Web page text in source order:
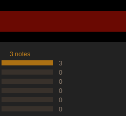
3 notes
3
0
0
0
0
0